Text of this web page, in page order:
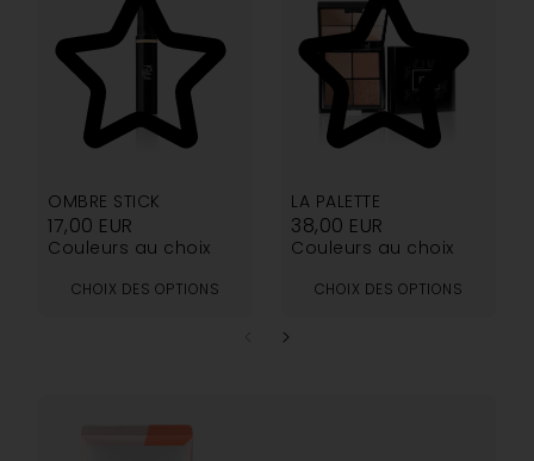
OMBRE STICK
17,00 EUR
Couleurs au choix
CHOIX DES OPTIONS
LA PALETTE
38,00 EUR
Couleurs au choix
CHOIX DES OPTIONS